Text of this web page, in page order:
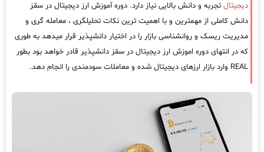
دیجیتال تجربه و دانش بالایی نیاز دارد. دوره آموزش ارز دیجیتال در سقز
دانش کاملی از مهمترین و با اهمیت ترین نکات تحلیلگری ، معامله گری و
مدیریت ریسک و روانشناسی بازار را در اختیار دانشپذیر قرار میدهد به طوری
که در انتهای دوره اموزش ارز دیجیتال در سقز دانشپذیر قادر خواهد بود بطور
REAL وارد بازار ارزهای دیجیتال شده و معاملات سودمندی را انجام دهد.